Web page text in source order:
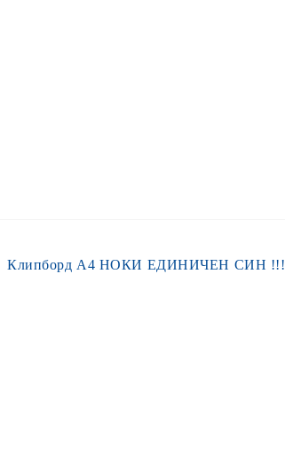
Клипборд А4 НОКИ ЕДИНИЧЕН СИН !!!